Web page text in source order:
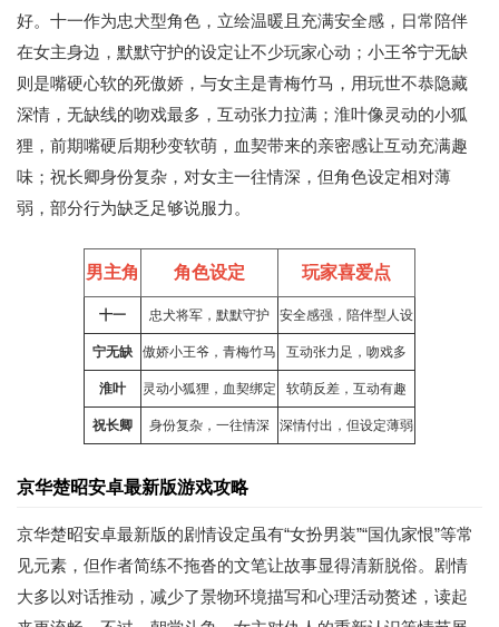
好。十一作为忠犬型角色，立绘温暖且充满安全感，日常陪伴
在女主身边，默默守护的设定让不少玩家心动；小王爷宁无缺
则是嘴硬心软的死傲娇，与女主是青梅竹马，用玩世不恭隐藏
深情，无缺线的吻戏最多，互动张力拉满；淮叶像灵动的小狐
狸，前期嘴硬后期秒变软萌，血契带来的亲密感让互动充满趣
味；祝长卿身份复杂，对女主一往情深，但角色设定相对薄
弱，部分行为缺乏足够说服力。
男主角 角色设定 玩家喜爱点
十一 忠犬将军，默默守护 安全感强，陪伴型人设
宁无缺 傲娇小王爷，青梅竹马 互动张力足，吻戏多
淮叶 灵动小狐狸，血契绑定 软萌反差，互动有趣
祝长卿 身份复杂，一往情深 深情付出，但设定薄弱
京华楚昭安卓最新版游戏攻略
京华楚昭安卓最新版的剧情设定虽有“女扮男装”“国仇家恨”等常
见元素，但作者简练不拖沓的文笔让故事显得清新脱俗。剧情
大多以对话推动，减少了景物环境描写和心理活动赘述，读起